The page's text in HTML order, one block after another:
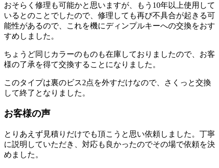
おそらく修理も可能かと思いますが、もう10年以上使用して
いる とのことでしたので、修理しても再び不具合が起きる可
能性があるので、これを機にディンプルキーへの交換をおす
すめしました。
ちょうど同じカラーのものも在庫しておりましたので、お客
様の了承を得て交換することになりました。
このタイプは裏のビス2点を外すだけなので、さくっと交換
して終了となりました。
お客様の声
とりあえず見積りだけでも頂こうと思い依頼しました。丁寧
に説明していただき、対応も良かったのでその場で依頼を決
めました。